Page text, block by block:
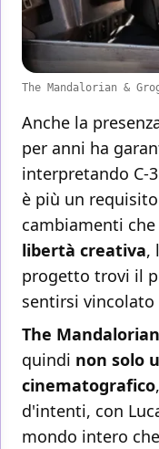
The Mandalorian &
Anche la
per anni ha
interpretando C-
è più un
cambiamenti
libertà creativa,
progetto trovi il
sentirsi
The
quindi non solo
cinematografico
d'intenti, con
mondo intero